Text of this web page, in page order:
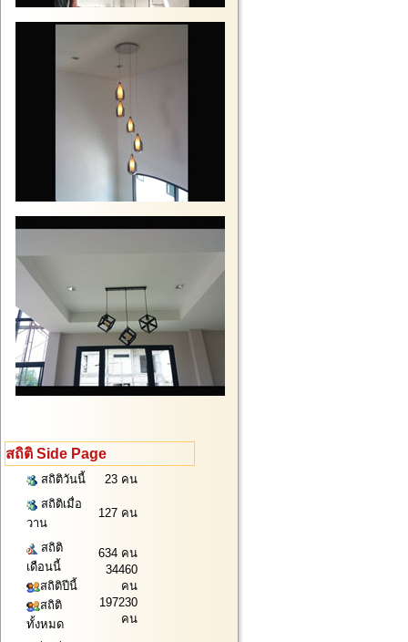
สถิติ Side Page
สถิติวันนี้
23 คน
สถิติเมื่อ
วาน
127 คน
สถิติ
เดือนนี้
สถิติปีนี้
สถิติ
ทั้งหมด
634 คน
34460
คน
197230
คน